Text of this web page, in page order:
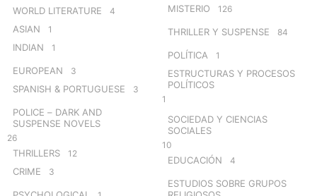
WORLD LITERATURE 4
ASIAN 1
INDIAN 1
EUROPEAN 3
SPANISH & PORTUGUESE 3
POLICE – DARK AND
SUSPENSE NOVELS
26
THRILLERS 12
CRIME 3
MISTERIO 126
THRILLER Y SUSPENSE 84
POLÍTICA 1
ESTRUCTURAS Y PROCESOS
POLÍTICOS
1
SOCIEDAD Y CIENCIAS
SOCIALES
10
EDUCACIÓN 4
ESTUDIOS SOBRE GRUPOS